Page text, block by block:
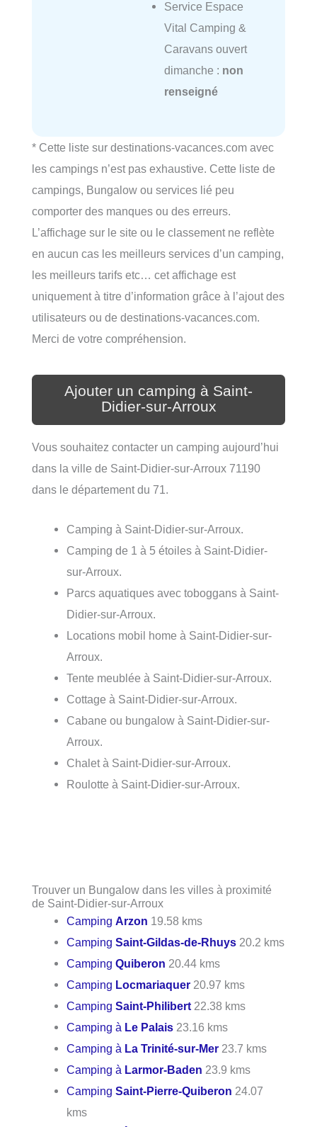
Service Espace
Vital Camping &
Caravans ouvert
dimanche : non
renseigné
* Cette liste sur destinations-vacances.com avec
les campings n’est pas exhaustive. Cette liste de
campings, Bungalow ou services lié peu
comporter des manques ou des erreurs.
L’affichage sur le site ou le classement ne reflète
en aucun cas les meilleurs services d’un camping,
les meilleurs tarifs etc… cet affichage est
uniquement à titre d’information grâce à l’ajout des
utilisateurs ou de destinations-vacances.com.
Merci de votre compréhension.
Ajouter un camping à Saint-
Didier-sur-Arroux
Vous souhaitez contacter un camping aujourd’hui
dans la ville de Saint-Didier-sur-Arroux 71190
dans le département du 71.
Camping à Saint-Didier-sur-Arroux.
Camping de 1 à 5 étoiles à Saint-Didier-
sur-Arroux.
Parcs aquatiques avec toboggans à Saint-
Didier-sur-Arroux.
Locations mobil home à Saint-Didier-sur-
Arroux.
Tente meublée à Saint-Didier-sur-Arroux.
Cottage à Saint-Didier-sur-Arroux.
Cabane ou bungalow à Saint-Didier-sur-
Arroux.
Chalet à Saint-Didier-sur-Arroux.
Roulotte à Saint-Didier-sur-Arroux.
Trouver un Bungalow dans les villes à proximité
de Saint-Didier-sur-Arroux
CampingArzon 19.58 kms
CampingSaint-Gildas-de-Rhuys 20.2 kms
CampingQuiberon 20.44 kms
Camping Locmariaquer 20.97 kms
CampingSaint-Philibert 22.38 kms
Camping à Le Palais 23.16 kms
Camping à La Trinité-sur-Mer 23.7 kms
Camping à Larmor-Baden 23.9 kms
CampingSaint-Pierre-Quiberon 24.07
kms